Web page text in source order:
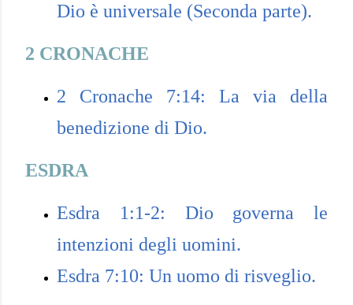
Dio è universale (Seconda parte).
2 CRONACHE
2 Cronache 7:14: La via della
benedizione di Dio.
ESDRA
Esdra 1:1-2: Dio governa le
intenzioni degli uomini.
Esdra 7:10: Un uomo di risveglio.